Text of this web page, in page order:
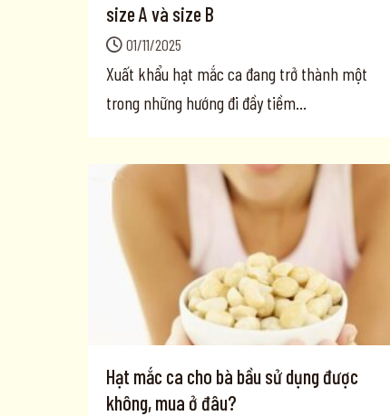
size A và size B
01/11/2025
Xuất khẩu hạt mắc ca đang trở thành một
trong những hướng đi đầy tiềm...
Hạt mắc ca cho bà bầu sử dụng được
không, mua ở đâu?